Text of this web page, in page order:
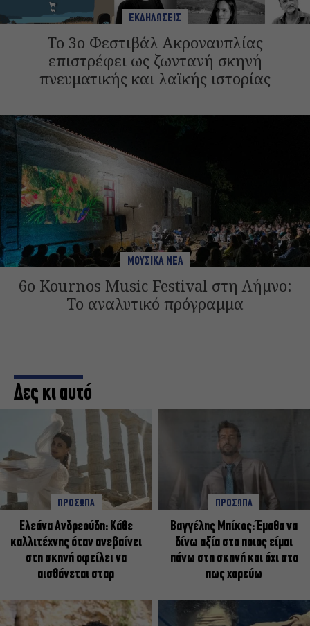
ΕΚΔΗΛΩΣΕΙΣ
Το 3ο Φεστιβάλ Ακροναυπλίας
επιστρέφει ως ζωντανή σκηνή
πνευματικής και λαϊκής ιστορίας
ΜΟΥΣΙΚΑ ΝΕΑ
6ο Kournos Music Festival στη Λήμνο:
Το αναλυτικό πρόγραμμα
Δες κι αυτό
ΠΡΟΣΩΠΑ
Ελεάνα Ανδρεούδη: Κάθε
καλλιτέχνης όταν ανεβαίνει
στη σκηνή οφείλει να
αισθάνεται σταρ
ΠΡΟΣΩΠΑ
Βαγγέλης Μπίκος: Έμαθα να
δίνω αξία στο ποιος είμαι
πάνω στη σκηνή και όχι στο
πως χορεύω